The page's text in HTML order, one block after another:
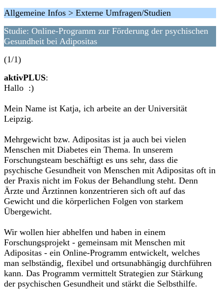
Allgemeine Infos > Externe Umfragen/Studien
Studie: Online-Programm zur Förderung der psychischen
Gesundheit bei Adipositas
(1/1)
aktivPLUS:
Hallo :)
Mein Name ist Katja, ich arbeite an der Universität
Leipzig.
Mehrgewicht bzw. Adipositas ist ja auch bei vielen
Menschen mit Diabetes ein Thema. In unserem
Forschungsteam beschäftigt es uns sehr, dass die
psychische Gesundheit von Menschen mit Adipositas oft in
der Praxis nicht im Fokus der Behandlung steht. Denn
Ärzte und Ärztinnen konzentrieren sich oft auf das
Gewicht und die körperlichen Folgen von starkem
Übergewicht.
Wir wollen hier abhelfen und haben in einem
Forschungsprojekt - gemeinsam mit Menschen mit
Adipositas - ein Online-Programm entwickelt, welches
man selbständig, flexibel und ortsunabhängig durchführen
kann. Das Programm vermittelt Strategien zur Stärkung
der psychischen Gesundheit und stärkt die Selbsthilfe.